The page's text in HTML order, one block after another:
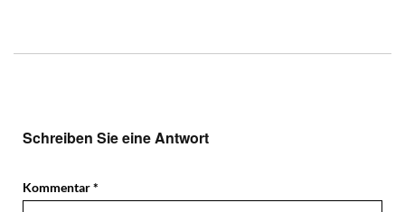
Schreiben Sie eine Antwort
Kommentar*